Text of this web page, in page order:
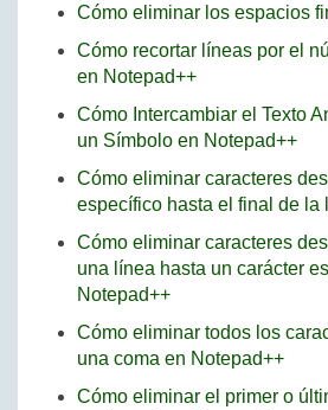
Cómo eliminar los espacios
Cómo recortar líneas por el
en Notepad++
Cómo Intercambiar el Texto
un Símbolo en Notepad++
Cómo eliminar caracteres
específico hasta el final de la
Cómo eliminar caracteres
una línea hasta un carácter
Notepad++
Cómo eliminar todos los
una coma en Notepad++
Cómo eliminar el primer o